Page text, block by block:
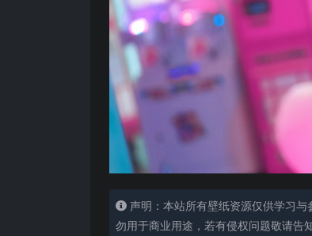
声明：本站所有壁纸资源仅供学习
勿用于商业用途，若有侵权问题敬请告